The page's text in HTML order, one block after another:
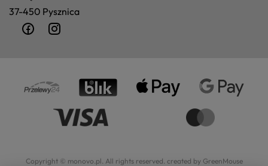
37-450 Pysznica
Copyright © monovo.pl. All rights reserved. created by GreenMouse